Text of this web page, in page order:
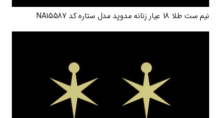
نیم ست طلا 18 عیار زنانه مدوپد مدل ستاره کد NA15587